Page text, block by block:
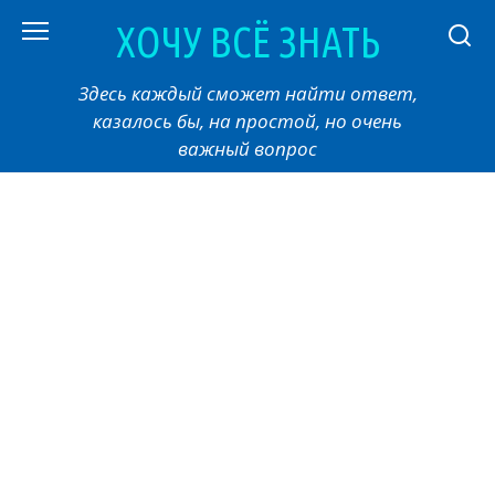
ХОЧУ ВСЁ ЗНАТЬ
Здесь каждый сможет найти ответ,
казалось бы, на простой, но очень
важный вопрос